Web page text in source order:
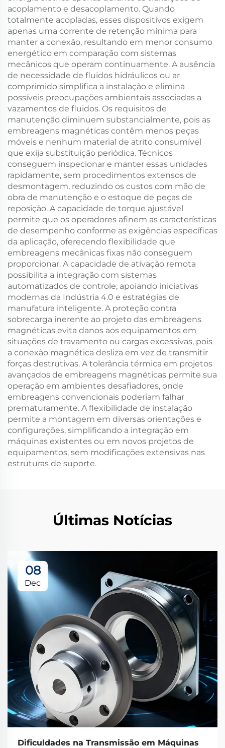
acoplamento e desacoplamento. Quando
totalmente acopladas, esses dispositivos exigem
apenas uma corrente de retenção mínima para
manter a conexão, resultando em menor consumo
energético em comparação com sistemas
mecânicos que operam continuamente. A ausência
de necessidade de fluidos hidráulicos ou ar
comprimido simplifica a instalação e elimina
possíveis preocupações ambientais associadas a
vazamentos de fluidos. Os requisitos de
manutenção diminuem substancialmente, pois as
embreagens magnéticas contêm menos peças
móveis e nenhum material de atrito consumível
que exija substituição periódica. Técnicos
conseguem inspecionar e manter essas unidades
rapidamente, sem procedimentos extensos de
desmontagem, reduzindo os custos com mão de
obra de manutenção e o estoque de peças de
reposição. A capacidade de torque ajustável
permite que os operadores afinem as características
de desempenho conforme as exigências específicas
da aplicação, oferecendo flexibilidade que
embreagens mecânicas fixas não conseguem
proporcionar. A capacidade de ativação remota
possibilita a integração com sistemas
automatizados de controle, apoiando iniciativas
modernas da Indústria 4.0 e estratégias de
manufatura inteligente. A proteção contra
sobrecarga inerente ao projeto das embreagens
magnéticas evita danos aos equipamentos em
situações de travamento ou cargas excessivas, pois
a conexão magnética desliza em vez de transmitir
forças destrutivas. A tolerância térmica em projetos
avançados de embreagens magnéticas permite sua
operação em ambientes desafiadores, onde
embreagens convencionais poderiam falhar
prematuramente. A flexibilidade de instalação
permite a montagem em diversas orientações e
configurações, simplificando a integração em
máquinas existentes ou em novos projetos de
equipamentos, sem modificações extensivas nas
estruturas de suporte.
Últimas Notícias
08
Dec
Dificuldades na Transmissão em Máquinas